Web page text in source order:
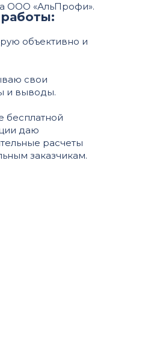
ООО «АльПрофи».
объективно и
свои
и выводы.
бесплатной
даю
расчеты
заказчикам.